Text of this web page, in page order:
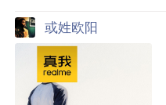
或姓欧阳